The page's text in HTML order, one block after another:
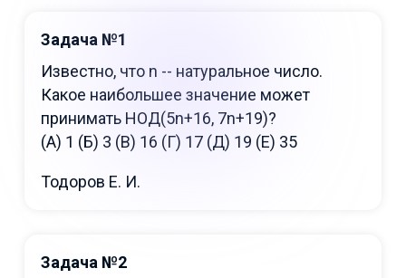
Задача №1
Известно, что n -- натуральное число.
Какое наибольшее значение может
принимать НОД(5n+16, 7n+19)?
(А) 1 (Б) 3 (В) 16 (Г) 17 (Д) 19 (Е) 35
Тодоров Е. И.
Задача №2